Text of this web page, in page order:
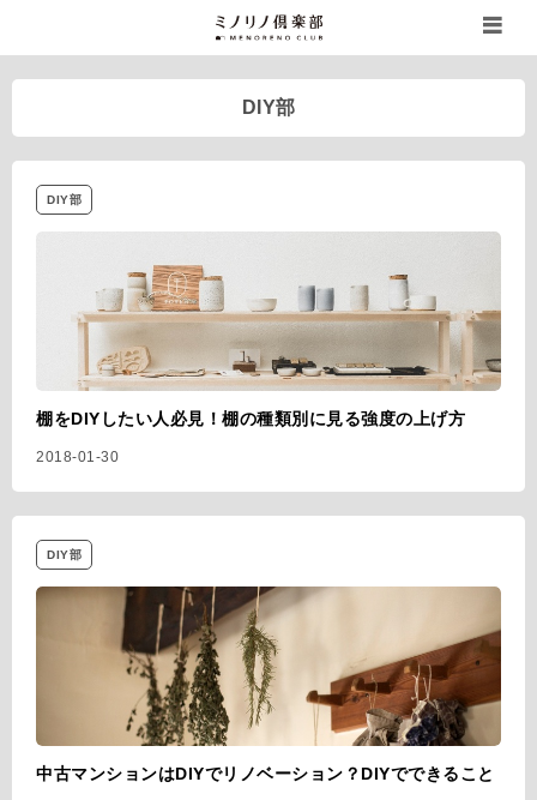
DIY部
DIY部
棚をDIYしたい人必見！棚の種類別に見る強度の上げ方
2018-01-30
DIY部
中古マンションはDIYでリノベーション？DIYでできること